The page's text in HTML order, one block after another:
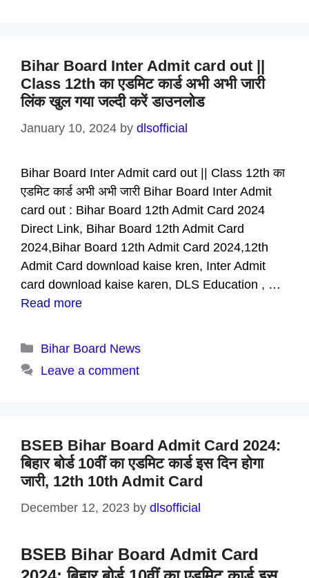
Bihar Board Inter Admit card out ||
Class 12th का एडमिट कार्ड अभी अभी जारी
लिंक खुल गया जल्दी करें डाउनलोड
January 10, 2024 by dlsofficial
Bihar Board Inter Admit card out || Class 12th का
एडमिट कार्ड अभी अभी जारी Bihar Board Inter Admit
card out : Bihar Board 12th Admit Card 2024
Direct Link, Bihar Board 12th Admit Card
2024,Bihar Board 12th Admit Card 2024,12th
Admit Card download kaise kren, Inter Admit
card download kaise karen, DLS Education , …
Read more
Categories
Bihar Board News
Leave a comment
BSEB Bihar Board Admit Card 2024:
बिहार बोर्ड 10वीं का एडमिट कार्ड इस दिन होगा
जारी, 12th 10th Admit Card
December 12, 2023 by dlsofficial
BSEB Bihar Board Admit Card